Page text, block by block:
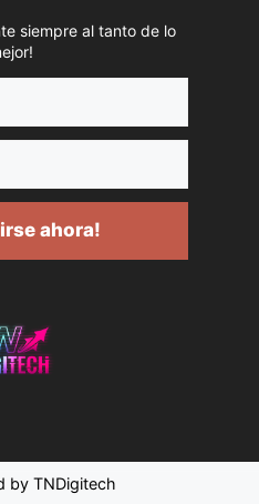
siempre al tanto de lo
ahora!